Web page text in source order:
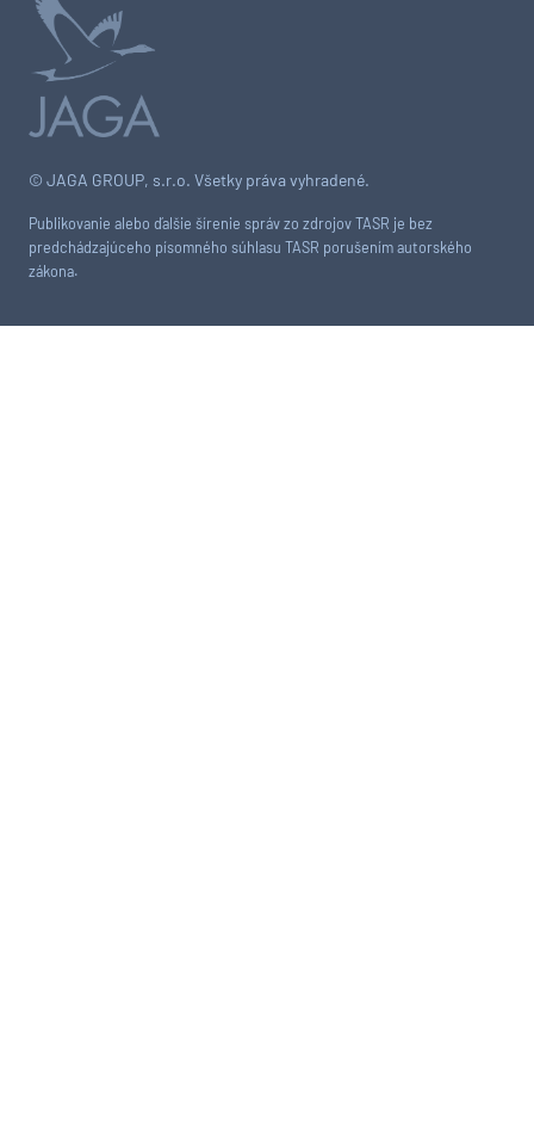
© JAGA GROUP, s.r.o. Všetky práva vyhradené.
Publikovanie alebo ďalšie šírenie správ zo zdrojov TASR je bez
predchádzajúceho písomného súhlasu TASR porušením autorského
zákona.